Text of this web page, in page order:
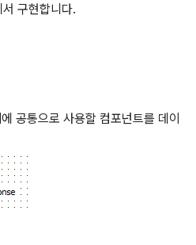
구현합니다.
공통으로 사용할 컴포넌트를 데이